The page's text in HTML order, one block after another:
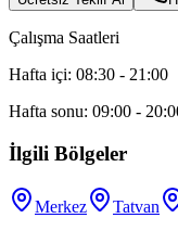
Çalışma Saatleri
Hafta içi: 08:30 - 21:00
Hafta sonu: 09:00 -
İlgili Bölgeler
Merkez Tatvan